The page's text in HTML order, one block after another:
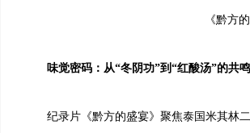
《黔方
味觉密码：从“冬阴功”到“红酸汤”的共
纪录片《黔方的盛宴》聚焦泰国米其林二